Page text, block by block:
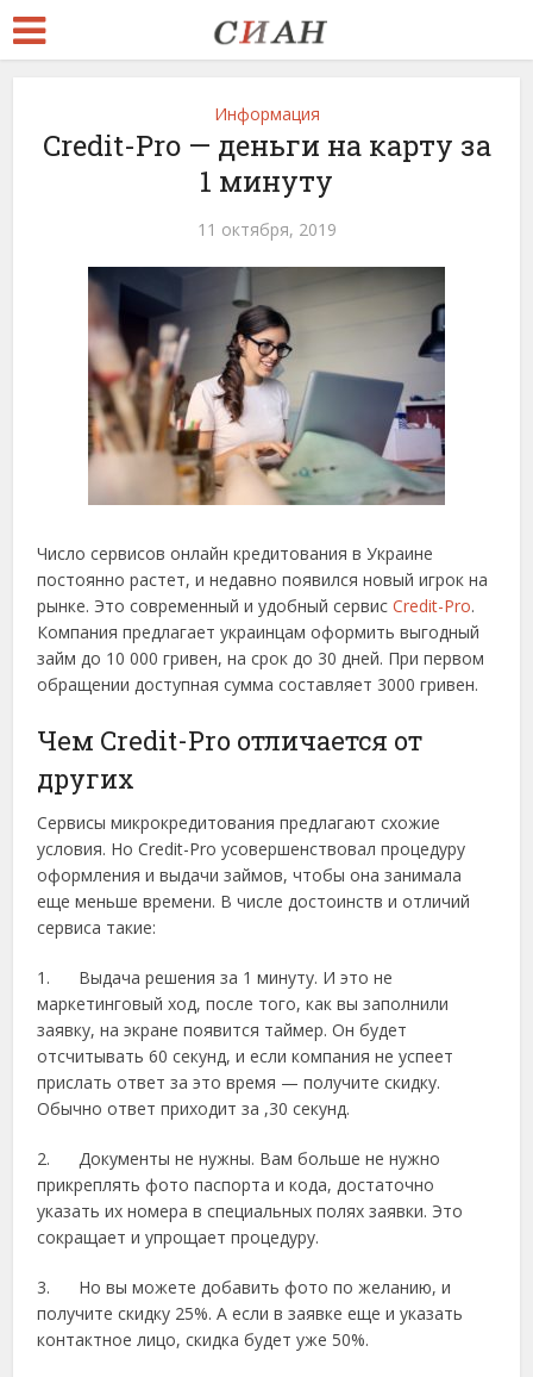
Информация
Credit-Pro — деньги на карту за
1 минуту
11 октября, 2019
Число сервисов онлайн кредитования в Украине
постоянно растет, и недавно появился новый игрок на
рынке. Это современный и удобный сервисCredit-Pro.
Компания предлагает украинцам оформить выгодный
займ до 10 000 гривен, на срок до 30 дней. При первом
обращении доступная сумма составляет 3000 гривен.
Чем Credit-Pro отличается от
других
Сервисы микрокредитования предлагают схожие
условия. Но Credit-Pro усовершенствовал процедуру
оформления и выдачи займов, чтобы она занимала
еще меньше времени. В числе достоинств и отличий
сервиса такие:
1. Выдача решения за 1 минуту. И это не
маркетинговый ход, после того, как вы заполнили
заявку, на экране появится таймер. Он будет
отсчитывать 60 секунд, и если компания не успеет
прислать ответ за это время — получите скидку.
Обычно ответ приходит за ,30 секунд.
2. Документы не нужны. Вам больше не нужно
прикреплять фото паспорта и кода, достаточно
указать их номера в специальных полях заявки. Это
сокращает и упрощает процедуру.
3. Но вы можете добавить фото по желанию, и
получите скидку 25%. А если в заявке еще и указать
контактное лицо, скидка будет уже 50%.